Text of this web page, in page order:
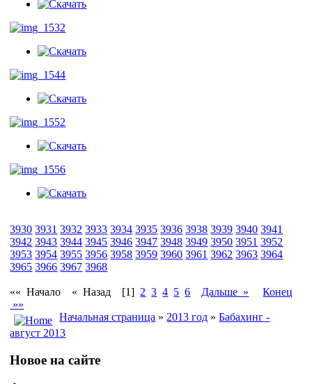
3930 3931 3932 3933 3934 3935 3936 3938 3939 3940 3941
3942 3943 3944 3945 3946 3947 3948 3949 3950 3951 3952
3953 3954 3955 3956 3958 3959 3960 3961 3962 3963 3964
3965 3966 3967 3968
«« Начало « Назад [1] 2 3 4 5 6 Дальше »
Конец
»»
Начальная страница » 2013 год »Бабахинг -
август 2013
Новое на сайте